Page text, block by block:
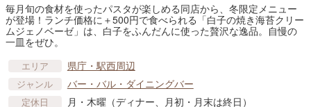
毎月旬の食材を使ったパスタが楽しめる同店から、冬限定メニュー
が登場！ランチ価格に＋500円で食べられる「白子の焼き海苔クリー
ムジェノベーゼ」は、白子をふんだんに使った贅沢な逸品。自慢の
一皿をぜひ。
エリア 県庁・駅西周辺
ジャンル バー・バル・ダイニングバー
定休日 月・木曜（ディナー、月初・月末は終日）